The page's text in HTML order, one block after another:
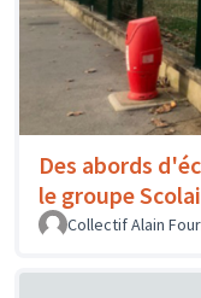
Des abords
le groupe
Collectif Alain